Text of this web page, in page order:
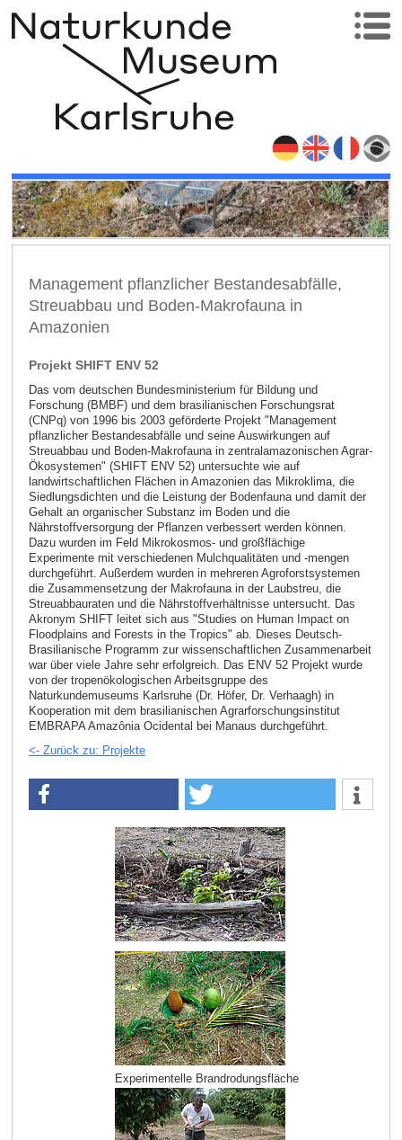
Management pflanzlicher Bestandesabfälle,
Streuabbau und Boden-Makrofauna in
Amazonien
Experimentelle Brandrodungsfläche
Projekt SHIFT ENV 52
Das vom deutschen Bundesministerium für Bildung und
Forschung (BMBF) und dem brasilianischen Forschungsrat
(CNPq) von 1996 bis 2003 geförderte Projekt "Management
pflanzlicher Bestandesabfälle und seine Auswirkungen auf
Streuabbau und Boden-Makrofauna in zentralamazonischen Agrar-
Ökosystemen" (SHIFT ENV 52) untersuchte wie auf
landwirtschaftlichen Flächen in Amazonien das Mikroklima, die
Siedlungsdichten und die Leistung der Bodenfauna und damit der
Gehalt an organischer Substanz im Boden und die
Nährstoffversorgung der Pflanzen verbessert werden können.
Dazu wurden im Feld Mikrokosmos- und großflächige
Experimente mit verschiedenen Mulchqualitäten und -mengen
durchgeführt. Außerdem wurden in mehreren Agroforstsystemen
die Zusammensetzung der Makrofauna in der Laubstreu, die
Streuabbauraten und die Nährstoffverhältnisse untersucht. Das
Akronym SHIFT leitet sich aus "Studies on Human Impact on
Floodplains and Forests in the Tropics" ab. Dieses Deutsch-
Brasilianische Programm zur wissenschaftlichen Zusammenarbeit
war über viele Jahre sehr erfolgreich. Das ENV 52 Projekt wurde
von der tropenökologischen Arbeitsgruppe des
Naturkundemuseums Karlsruhe (Dr. Höfer, Dr. Verhaagh) in
Kooperation mit dem brasilianischen Agrarforschungsinstitut
EMBRAPA Amazônia Ocidental bei Manaus durchgeführt.
<- Zurück zu: Projekte